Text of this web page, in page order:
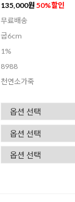
135,000원 50%할인
무료배송
굽6cm
1%
8988
천연소가죽